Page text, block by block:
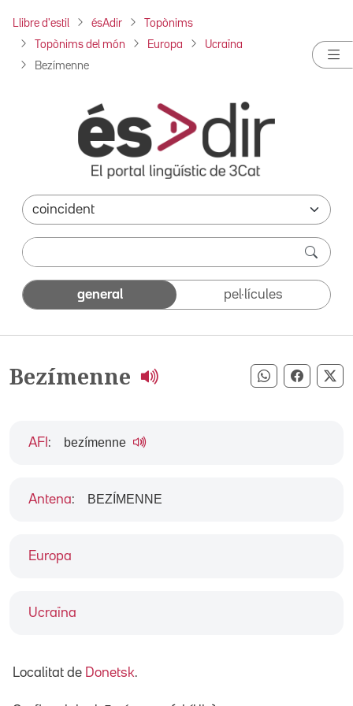
Llibre d'estil ésAdir Topònims
Topònims del món Europa Ucraïna
Bezímenne
general pel·lícules
Bezímenne Compartir
Europa
Ucraïna
AFI : bezímenne
Antena: BEZÍMENNE
Localitat de Donetsk.